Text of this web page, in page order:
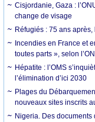
Cisjordanie, Gaza :
change de visage
Réfugiés : 75 ans
Incendies en France et
toutes parts », selon
Hépatite : l’OMS
l’élimination d’ici 2030
Plages du
nouveaux sites inscrits
Nigeria. Des documents